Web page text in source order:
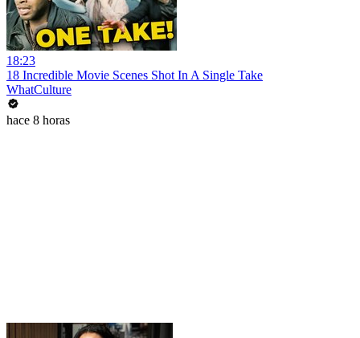
18:23
18 Incredible Movie Scenes Shot In A Single Take
WhatCulture
hace 8 horas